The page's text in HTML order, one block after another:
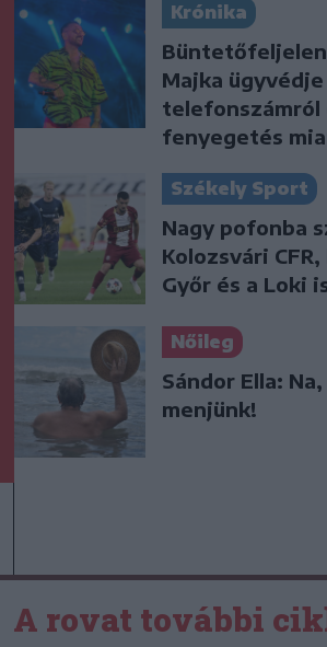
Krónika
Majka
fenyegetés
Székely Sport
Nagy pofonba
Kolozsvári
Győr és a Loki
Nőileg
Sándor Ella:
menjünk!
A rovat további